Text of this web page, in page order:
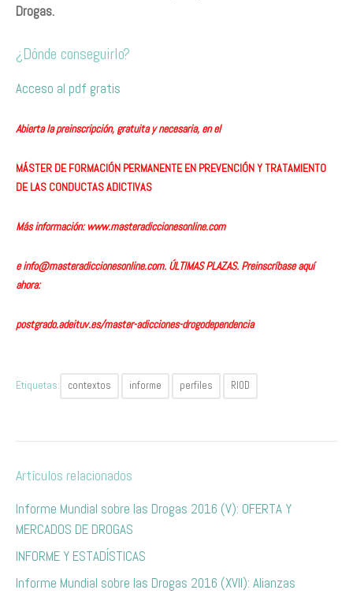
Drogas.
¿Dónde conseguirlo?
Acceso al pdf gratis
Abierta la preinscripción, gratuita y necesaria, en el
MÁSTER DE FORMACIÓN PERMANENTE EN PREVENCIÓN Y TRATAMIENTO
DE LAS CONDUCTAS ADICTIVAS
Más información:www.masteradiccionesonline.com
einfo@masteradiccionesonline.com. ÚLTIMAS PLAZAS. Preinscríbase aquí
ahora:
postgrado.adeituv.es/master-adicciones-drogodependencia
Etiquetas: contextos informe perfiles RIOD
Artículos relacionados
Informe Mundial sobre las Drogas 2016 (V): OFERTA Y
MERCADOS DE DROGAS
INFORME Y ESTADÍSTICAS
Informe Mundial sobre las Drogas 2016 (XVII): Alianzas